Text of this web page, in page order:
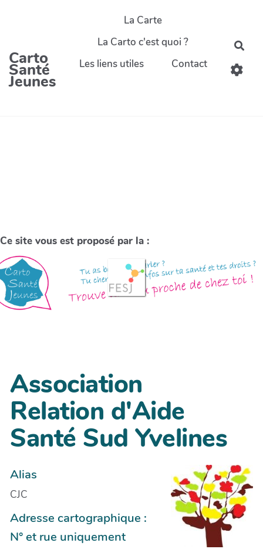
Carto
Santé
Jeunes
La Carte
La Carto c'est quoi ?
Les liens utiles
Contact
Ce site vous est proposé par la :
Association
Relation d'Aide
Santé Sud Yvelines
Alias
CJC
Adresse cartographique :
N° et rue uniquement